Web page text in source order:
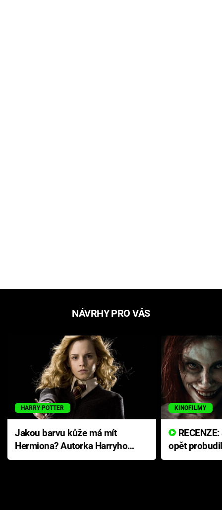
NÁVRHY PRO VÁS
HARRY POTTER
Jakou barvu kůže má mít
Hermiona? Autorka Harryho
Pottera přišla s ráznou
KINOFILMY
opět
přichází s